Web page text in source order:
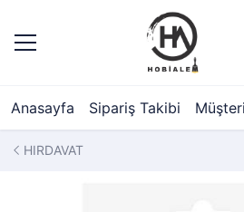
Anasayfa Sipariş Takibi
HIRDAVAT